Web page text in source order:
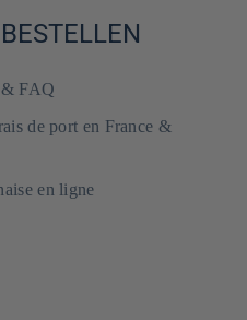
& FAQ
de port en France &
en ligne